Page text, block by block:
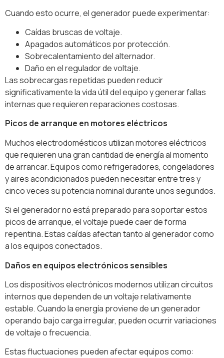
Cuando esto ocurre, el generador puede experimentar:
Caídas bruscas de voltaje.
Apagados automáticos por protección.
Sobrecalentamiento del alternador.
Daño en el regulador de voltaje.
Las sobrecargas repetidas pueden reducir
significativamente la vida útil del equipo y generar fallas
internas que requieren reparaciones costosas.
Picos de arranque en motores eléctricos
Muchos electrodomésticos utilizan motores eléctricos
que requieren una gran cantidad de energía al momento
de arrancar. Equipos como refrigeradores, congeladores
y aires acondicionados pueden necesitar entre tres y
cinco veces su potencia nominal durante unos segundos.
Si el generador no está preparado para soportar estos
picos de arranque, el voltaje puede caer de forma
repentina. Estas caídas afectan tanto al generador como
a los equipos conectados.
Daños en equipos electrónicos sensibles
Los dispositivos electrónicos modernos utilizan circuitos
internos que dependen de un voltaje relativamente
estable. Cuando la energía proviene de un generador
operando bajo carga irregular, pueden ocurrir variaciones
de voltaje o frecuencia.
Estas fluctuaciones pueden afectar equipos como: